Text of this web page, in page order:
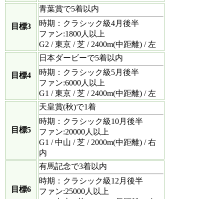
目標3
青葉賞で5着以内
時期：クラシック級4月後半
ファン:1800人以上
G2 / 東京 / 芝 / 2400m(中距離) / 左
目標4
日本ダービーで5着以内
時期：クラシック級5月後半
ファン:6000人以上
G1 / 東京 / 芝 / 2400m(中距離) / 左
目標5
天皇賞(秋)で1着
時期：クラシック級10月後半
ファン:20000人以上
G1 / 中山 / 芝 / 2000m(中距離) / 右
内
目標6
有馬記念で3着以内
時期：クラシック級12月後半
ファン:25000人以上